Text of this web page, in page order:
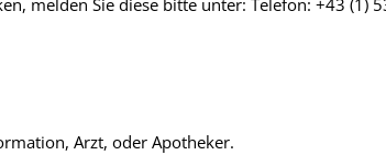
Arzt, oder Apotheker.